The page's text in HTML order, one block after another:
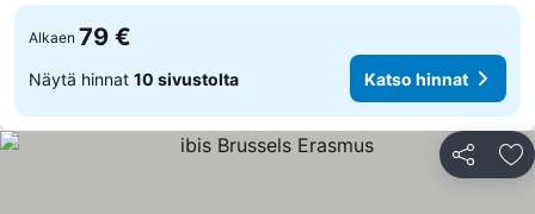
Alkaen 79 €
Näytä hinnat 10 sivustolta Katso hinnat
Jaa